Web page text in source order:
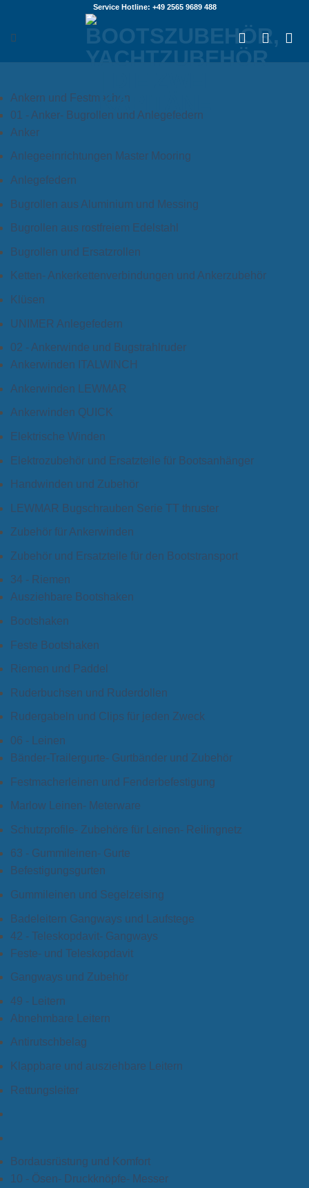
springen
Service Hotline: +49 2565 9689 488
Ankern und Festmachen
01 - Anker- Bugrollen und Anlegefedern
Anker
Anlegeeinrichtungen Master Mooring
Anlegefedern
Bugrollen aus Aluminium und Messing
Bugrollen aus rostfreiem Edelstahl
Bugrollen und Ersatzrollen
Ketten- Ankerkettenverbindungen und Ankerzubehör
Klüsen
UNIMER Anlegefedern
02 - Ankerwinde und Bugstrahlruder
Ankerwinden ITALWINCH
Ankerwinden LEWMAR
Ankerwinden QUICK
Elektrische Winden
Elektrozubehör und Ersatzteile für Bootsanhänger
Handwinden und Zubehör
LEWMAR Bugschrauben Serie TT thruster
Zubehör für Ankerwinden
Zubehör und Ersatzteile für den Bootstransport
34 - Riemen
Ausziehbare Bootshaken
Bootshaken
Feste Bootshaken
Riemen und Paddel
Ruderbuchsen und Ruderdollen
Rudergabeln und Clips für jeden Zweck
06 - Leinen
Bänder-Trailergurte- Gurtbänder und Zubehör
Festmacherleinen und Fenderbefestigung
Marlow Leinen- Meterware
Schutzprofile- Zubehöre für Leinen- Reilingnetz
63 - Gummileinen- Gurte
Befestigungsgurten
Gummileinen und Segelzeising
Badeleitern Gangways und Laufstege
42 - Teleskopdavit- Gangways
Feste- und Teleskopdavit
Gangways und Zubehör
49 - Leitern
Abnehmbare Leitern
Antirutschbelag
Klappbare und ausziehbare Leitern
Rettungsleiter
Bordausrüstung und Komfort
10 - Ösen- Druckknöpfe- Messer